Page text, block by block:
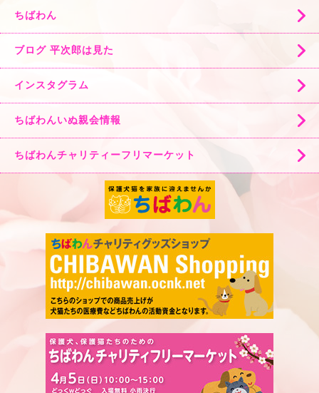
ちばわん
ブログ 平次郎は見た
インスタグラム
ちばわんいぬ親会情報
ちばわんチャリティーフリマーケット